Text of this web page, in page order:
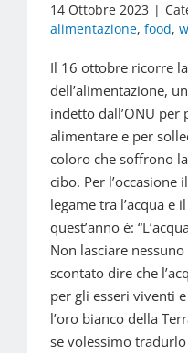
14 Ottobre 2023 |
alimentazione, food,
Il 16 ottobre ricorre
dell’alimentazione,
indetto dall’ONU per
alimentare e per
coloro che soffrono
cibo. Per l’occasione
legame tra l’acqua
quest’anno è:
Non lasciare
scontato dire che
per gli esseri viventi
l’oro bianco della
se volessimo